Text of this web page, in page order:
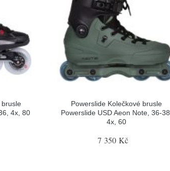
brusle
4x, 80
Powerslide Kolečkové brusle
Powerslide USD Aeon Note, 36-38,
4x, 60
7 350 Kč